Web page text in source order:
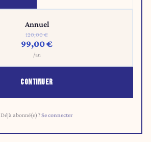
Annuel
120,00 €
99,00 €
/an
CONTINUER
Déjà abonné(e) ?Se connecter